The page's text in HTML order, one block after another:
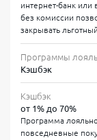
Активируйте
мобильном
Требования
Гражданство
Постоянная
интернет-банк
без комиссии
закрывать
Программы
Кэшбэк
Кэшбэк
от 1% до 70%
Программа
повседневные